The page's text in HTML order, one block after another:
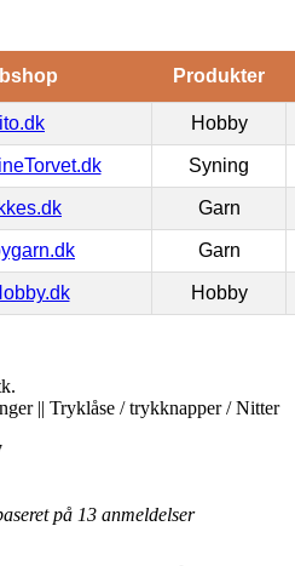
Produkter
Hobby
Syning
Garn
Garn
Hobby
|| Tryklåse / trykknapper / Nitter
på 13 anmeldelser